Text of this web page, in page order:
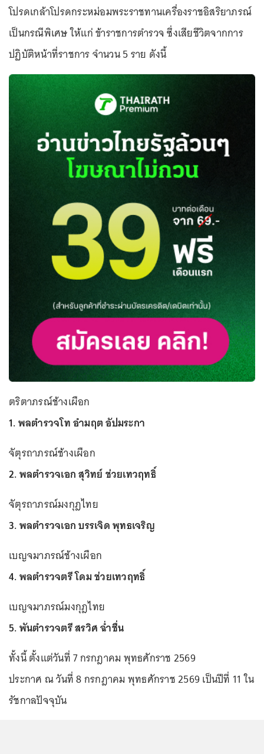
โปรดเกล้าโปรดกระหม่อมพระราชทานเครื่องราชอิสริยาภรณ์
เป็นกรณีพิเศษ ให้แก่ ข้าราชการตำรวจ ซึ่งเสียชีวิตจากการ
ปฏิบัติหน้าที่ราชการ จำนวน 5 ราย ดังนี้
ตริตาภรณ์ช้างเผือก
1. พลตำรวจโท อำมฤต อัปมระกา
จัตุรถาภรณ์ช้างเผือก
2. พลตำรวจเอก สุวิทย์ ช่วยเทวฤทธิ์
จัตุรถาภรณ์มงกุฎไทย
3. พลตำรวจเอก บรรเจิด พุทธเจริญ
เบญจมาภรณ์ช้างเผือก
4. พลตำรวจตรี โดม ช่วยเทวฤทธิ์
เบญจมาภรณ์มงกุฎไทย
5. พันตำรวจตรี สรวิศ ฉ่ำชื่น
ทั้งนี้ ตั้งแต่วันที่ 7 กรกฎาคม พุทธศักราช 2569
ประกาศ ณ วันที่ 8 กรกฎาคม พุทธศักราช 2569 เป็นปีที่ 11 ใน
รัชกาลปัจจุบัน